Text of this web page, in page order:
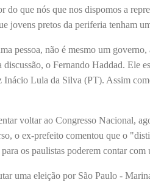
do que nós que nos dispomos a
jovens pretos da periferia tenham
pessoa, não é mesmo um
discussão, o Fernando Haddad. Ele
Lula da Silva (PT). Assim
voltar ao Congresso Nacional,
o ex-prefeito comentou que o
os paulistas poderem contar com
uma eleição por São Paulo -